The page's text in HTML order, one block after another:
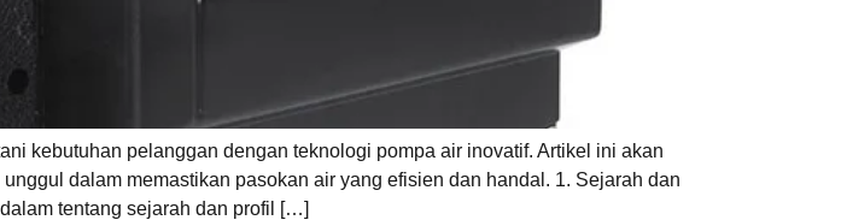
kebutuhan pelanggan dengan teknologi pompa air inovatif. Artikel ini akan
dalam memastikan pasokan air yang efisien dan handal. 1. Sejarah dan
tentang sejarah dan profil […]